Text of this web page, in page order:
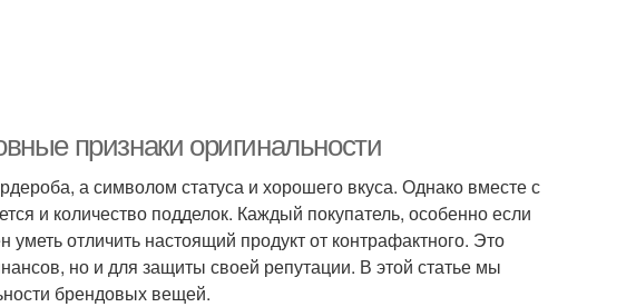
признаки оригинальности
а символом статуса и хорошего вкуса. Однако вместе с
и количество подделок. Каждый покупатель, особенно если
отличить настоящий продукт от контрафактного. Это
но и для защиты своей репутации. В этой статье мы
брендовых вещей.